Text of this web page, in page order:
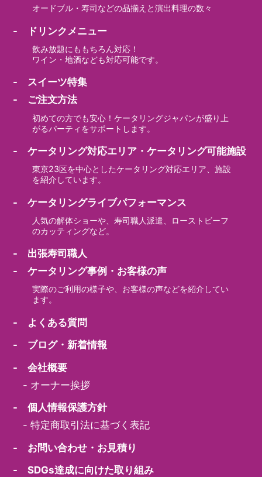
オードブル・寿司などの品揃えと演出料理の数々
- ドリンクメニュー
飲み放題にももちろん対応！
ワイン・地酒なども対応可能です。
- スイーツ特集
- ご注文方法
初めての方でも安心！ケータリングジャパンが盛り上
がるパーティをサポートします。
- ケータリング対応エリア・ケータリング可能施設
東京23区を中心としたケータリング対応エリア、施設
を紹介しています。
- ケータリングライブパフォーマンス
人気の解体ショーや、寿司職人派遣、ローストビーフ
のカッティングなど。
- 出張寿司職人
- ケータリング事例・お客様の声
実際のご利用の様子や、お客様の声などを紹介してい
ます。
- よくある質問
- ブログ・新着情報
- 会社概要
- オーナー挨拶
- 個人情報保護方針
-特定商取引法に基づく表記
- お問い合わせ・お見積り
- SDGs達成に向けた取り組み